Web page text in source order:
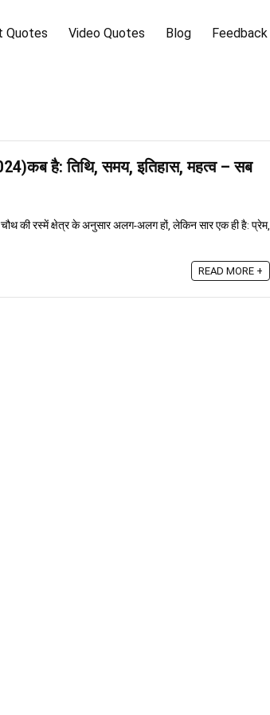
Quotes Video Quotes Blog Feedback
है: तिथि, समय, इतिहास, महत्व – सब
की रस्में क्षेत्र के अनुसार अलग-अलग हों, लेकिन सार एक ही है: प्रेम,
READ MORE +